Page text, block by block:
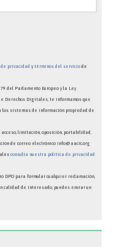
privacidad ytérminos del servicio de
del Parlamento Europeo y la Ley
Derechos Digitales, te informamos que
los sistemas de información propiedad de
limitación, oposición, portabilidad,
de correo electrónico info@aacic.org
consulta nuestra política de privacidad
DPO para formular cualquier reclamación,
calidad de interesado, puedes enviar un